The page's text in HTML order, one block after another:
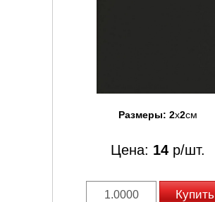
Размеры: 2x2см
Цена: 14 р/шт.
Купить